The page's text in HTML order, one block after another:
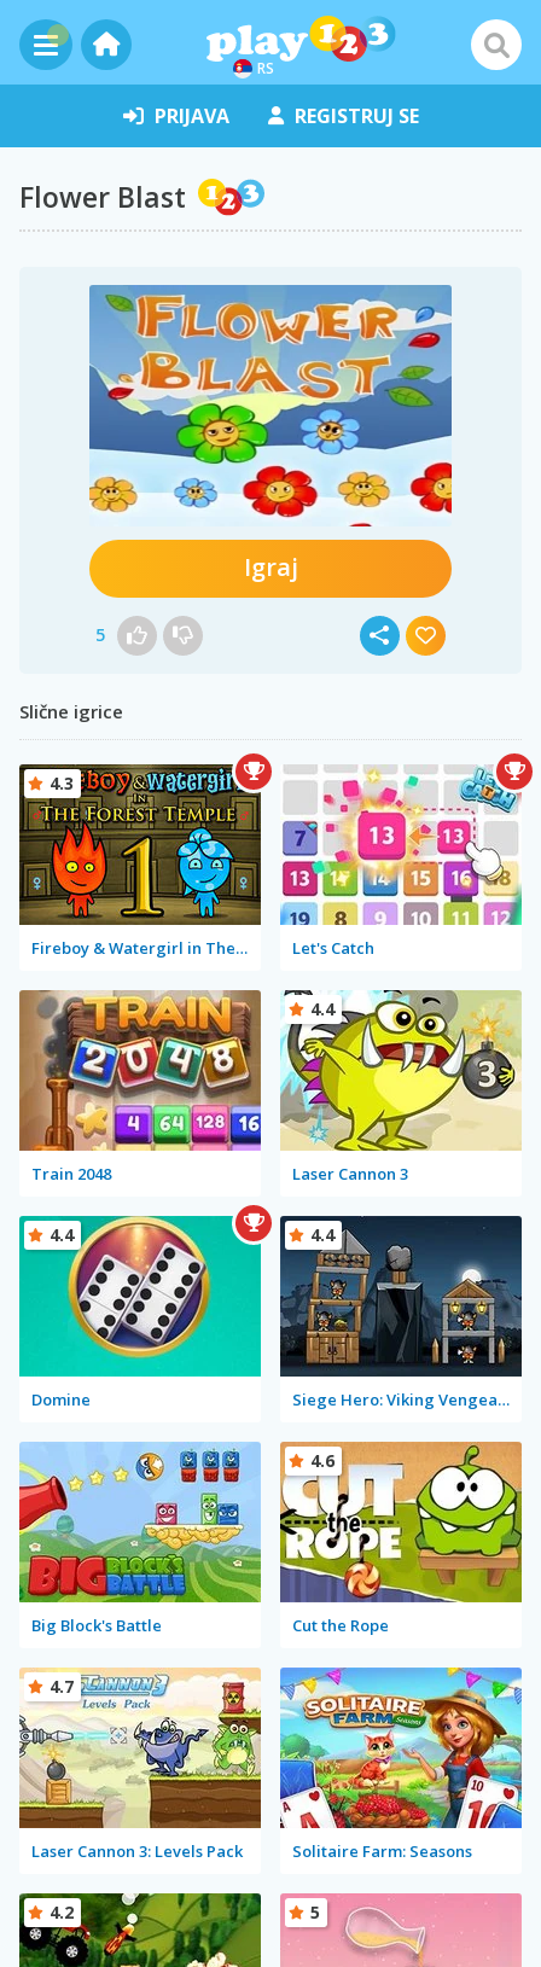
RS
PRIJAVA REGISTRUJ SE
Flower Blast
Igraj
5
Slične igrice
Fireboy & Watergirl in The Forest Temple
4.3
Let's Catch
Train 2048 Laser Cannon 3
4.4
Domine
4.4
Siege Hero: Viking Vengeance
4.4
Big Block's Battle Cut the Rope
4.6
Laser Cannon 3: Levels Pack
4.7
Solitaire Farm: Seasons
4.2 5